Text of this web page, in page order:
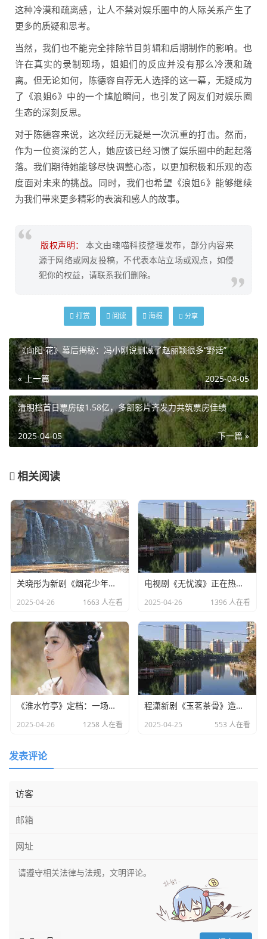
这种冷漠和疏离感，让人不禁对娱乐圈中的人际关系产生了
更多的质疑和思考。
当然，我们也不能完全排除节目剪辑和后期制作的影响。也
许在真实的录制现场，姐姐们的反应并没有那么冷漠和疏
离。但无论如何，陈德容自荐无人选择的这一幕，无疑成为
了《浪姐6》中的一个尴尬瞬间，也引发了网友们对娱乐圈
生态的深刻反思。
对于陈德容来说，这次经历无疑是一次沉重的打击。然而，
作为一位资深的艺人，她应该已经习惯了娱乐圈中的起起落
落。我们期待她能够尽快调整心态，以更加积极和乐观的态
度面对未来的挑战。同时，我们也希望《浪姐6》能够继续
为我们带来更多精彩的表演和感人的故事。
版权声明：
本文由魂喵科技整理发布，部分内容来
源于网络或网友投稿，不代表本站立场或观点，如侵
犯你的权益，请联系我们删除。
打赏 阅读 海报 分享
《向阳·花》幕后揭秘：冯小刚说删减了赵丽颖很多“野话”
« 上一篇 2025-04-05
清明档首日票房破1.58亿，多部影片齐发力共筑票房佳绩
下一篇 »
2025-04-05
相关阅读
关晓彤为新剧《烟花少年》宣传，全程不语只是一味搞事业
2025-04-26 1663 人在看
电视剧《无忧渡》正在热播，24岁女演员夏依丹被曝去世
2025-04-26 1396 人在看
《淮水竹亭》定档：一场东方美学与宿命之恋的双重盛宴​
2025-04-26 1258 人在看
程潇新剧《玉茗茶骨》造型引热议：灵动少女却略显老态
2025-04-25 553 人在看
发表评论